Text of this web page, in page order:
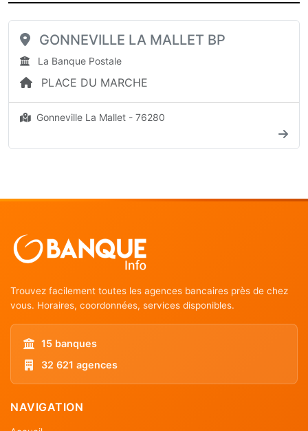
GONNEVILLE LA MALLET BP
La Banque Postale
PLACE DU MARCHE
Gonneville La Mallet - 76280
Trouvez facilement toutes les agences bancaires près de chez
vous. Horaires, coordonnées, services disponibles.
15 banques
32 621 agences
NAVIGATION